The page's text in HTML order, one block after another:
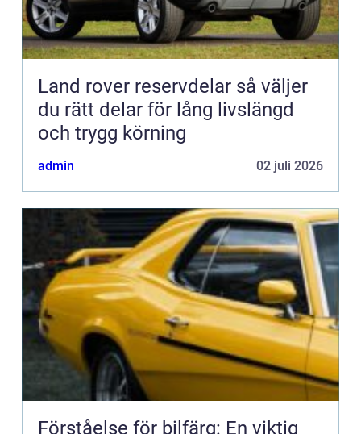
Land rover reservdelar så väljer
du rätt delar för lång livslängd
och trygg körning
admin 02 juli 2026
Förståelse för bilfärg: En viktig